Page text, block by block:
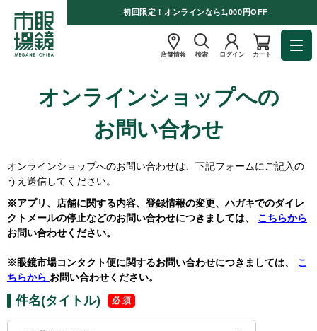
初回限定！オンラインなら1,000円OFF
店舗情報 検索 ログイン カート
オンラインショップへの
お問い合わせ
オンラインショップへのお問い合わせは、下記フォームにご記入の
うえ送信してください。
※アプリ、店舗に関する内容、登録情報の変更、ハガキでのダイレ
クトメールの停止などのお問い合わせにつきましては、 こちらから
お問い合わせください。
※眼鏡市場コンタクト便に関するお問い合わせにつきましては、 こ
ちらから お問い合わせください。
件名(タイトル)